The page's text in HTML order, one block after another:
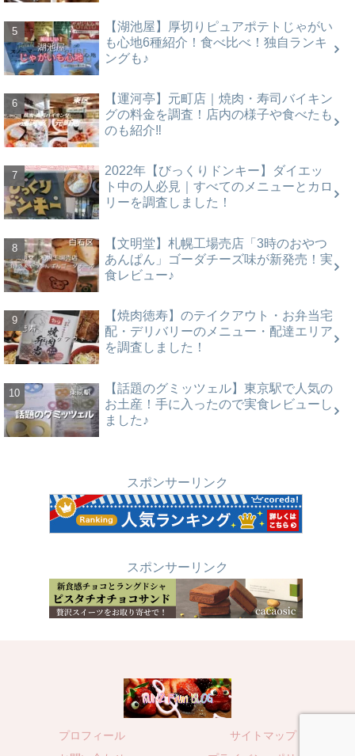
【湖池屋】厚切りピュアポテトじゃがい
も心地6種紹介！食べ比べ！独自ランキ
ングも♪
【運河亭】元町店｜焼肉・寿司バイキン
グの料金を調査！店内の様子や食べたも
のも紹介‼
2022年【びっくりドンキー】ダイエッ
ト中の人必見｜すべてのメニューとカロ
リーを調査しました！
【文明堂】札幌工場売店「3時のおやつ
あんぱん」ゴーダチーズ味が新発売！実
食レビュー♪
【焼肉徳寿】のテイクアウト・お弁当宅
配・デリバリーのメニュー・配達エリア
を調査しました！
【話題のグミッツェル】東京駅で人気の
お土産！手に入ったので実食レビューし
ました♪
スポンサーリンク
スポンサーリンク
プロフィール
サイトマップ